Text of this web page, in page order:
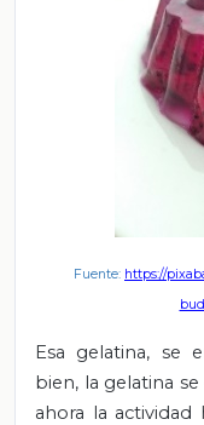
Fuente: https://
Esa gelatina, se
bien, la gelatina
ahora la